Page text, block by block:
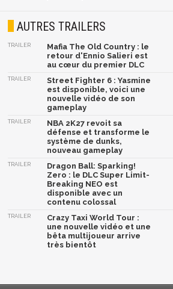
AUTRES TRAILERS
TRAILER
Mafia The Old Country : le
retour d'Ennio Salieri est
au cœur du premier DLC
TRAILER
Street Fighter 6 : Yasmine
est disponible, voici une
nouvelle vidéo de son
gameplay
TRAILER
NBA 2K27 revoit sa
défense et transforme le
système de dunks,
nouveau gameplay
TRAILER
Dragon Ball: Sparking!
Zero : le DLC Super Limit-
Breaking NEO est
disponible avec un
contenu colossal
TRAILER
Crazy Taxi World Tour :
une nouvelle vidéo et une
bêta multijoueur arrive
très bientôt